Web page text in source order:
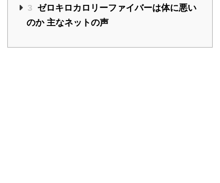
3 ゼロキロカロリーファイバーは体に悪い
のか 主なネットの声